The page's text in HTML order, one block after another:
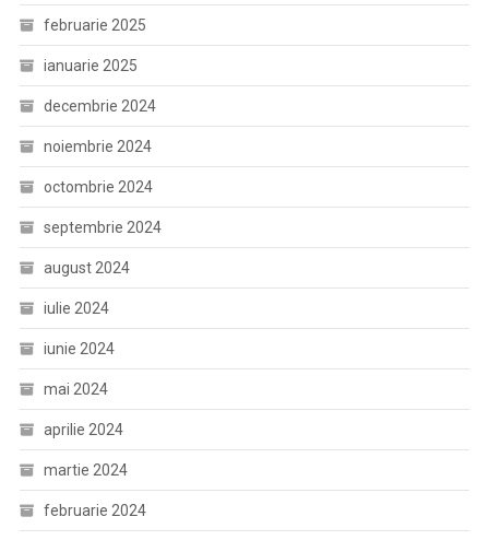
februarie 2025
ianuarie 2025
decembrie 2024
noiembrie 2024
octombrie 2024
septembrie 2024
august 2024
iulie 2024
iunie 2024
mai 2024
aprilie 2024
martie 2024
februarie 2024